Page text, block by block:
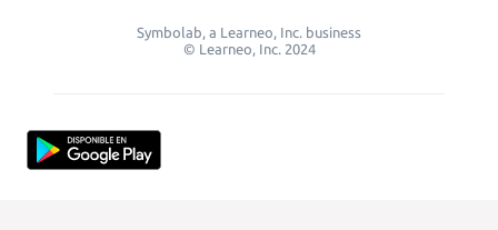
Symbolab, a Learneo, Inc. business
© Learneo, Inc. 2024